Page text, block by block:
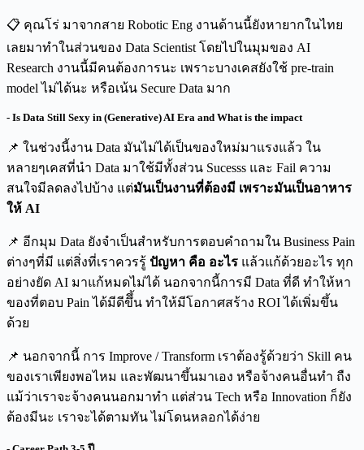
📋 คุณโร่ มาจากสาย Robotic Eng งานด้านนี้ยังหายากในไทย
เลยมาทำในส่วนของ Data Scientist โดยไปในมุมของ AI
Research งานนี้มีคนต้องการนะ เพราะบางเคสยังใช้ pre-train
model ไม่ได้นะ หรือเน้น Secure Data มาก
- Is Data Still Sexy in (Generative) AI Era and What is the impact
📌 ในช่วงนี้งาน Data มันไม่ได้เป็นของใหม่มาแรงแล้ว ใน
หลายๆเคสที่นำ Data มาใช้มีทั้งส่วน Sucesss และ Fail ความ
สนใจมีลดลงไปบ้าง แต่มันเป็นงานที่ต้องมี เพราะมันเป็นอาหาร
ให้ AI
📌 อีกมุม Data ยังจำเป็นสำหรับการตอบคำถามใน Business Pain
ต่างๆที่มี แต่สิ่งที่เราควรรู้ ปัญหา คือ อะไร แล้วแก้ด้วยอะไร ทุก
อย่างยัด AI มาแก้หมดไม่ได้ นอกจากนี้การมี Data ที่ดี ทำให้หา
ของที่ตอบ Pain ได้มีดีขึึ้น ทำให้มีโอกาศสร้าง ROI ได้เพิ่มขึ้น
ด้วย
📌 นอกจากนี้ การ Improve / Transform เราต้องรู้ด้วยว่า Skill คน
ของเราเพียงพอไหม และพัฒนาขึ้นมาเอง หรือจ้างคนอื่นทำ ถืง
แม้ว่าเราจะจ้างคนนอกมาทำ แต่ส่วน Tech หรือ Innovation ก็ยัง
ต้องมีนะ เราจะได้ตามทัน ไม่โดนหลอกได้ง่าย